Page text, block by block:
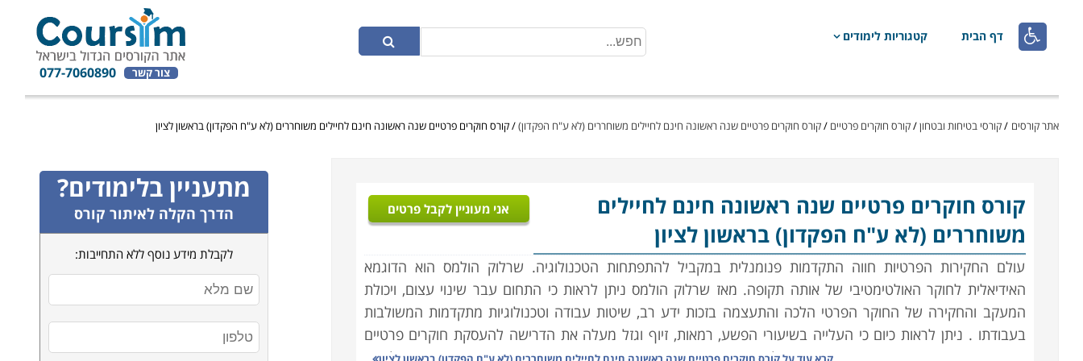
 דף הבית קטגוריות לימודים
צור קשר 077-7060890
אתר קורסים /קורסי בטיחות ובטחון/קורס חוקרים פרטיים /קורס חוקרים פרטיים שנה ראשונה חינם לחיילים משוחררים (לא ע"ח הפקדון)/קורס חוקרים פרטיים שנה ראשונה חינם לחיילים משוחררים (לא ע"ח הפקדון) בראשון לציון
קורס חוקרים פרטייםשנה ראשונה חינם לחיילים
משוחררים (לא ע"ח הפקדון) בראשון לציון
אני מעוניין לקבל פרטים
עולם החקירות הפרטיות חווה התקדמות פנומנלית במקביל להתפתחות הטכנולוגיה. שרלוק הולמס הוא הדוגמא
האידיאלית לחוקר האולטימטיבי של אותה תקופה. מאז שרלוק הולמס ניתן לראות כי התחום עבר שינוי עצום, ויכולת
המעקב והחקירה של החוקר הפרטי הלכה והתעצמה בזכות ידע רב, שיטות עבודה וטכנולוגיות מתקדמות המשולבות
בעבודתו . ניתן לראות כיום כי העלייה בשיעורי הפשע, רמאות, זיוף וגזל מעלה את הדרישה להעסקת חוקרים פרטיים
מיומנים. קורס חוקרים פרטיים הוא פתח לקריירה מעניינת, מרגשת מסתורית ומסקרנת דבר ההופך אותו לאחת
מתעניין בלימודים?
הדרך הקלה לאיתור קורס
לקבלת מידע נוסף ללא התחייבות: